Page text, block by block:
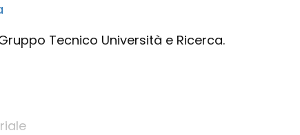
Tecnico Università e Ricerca.